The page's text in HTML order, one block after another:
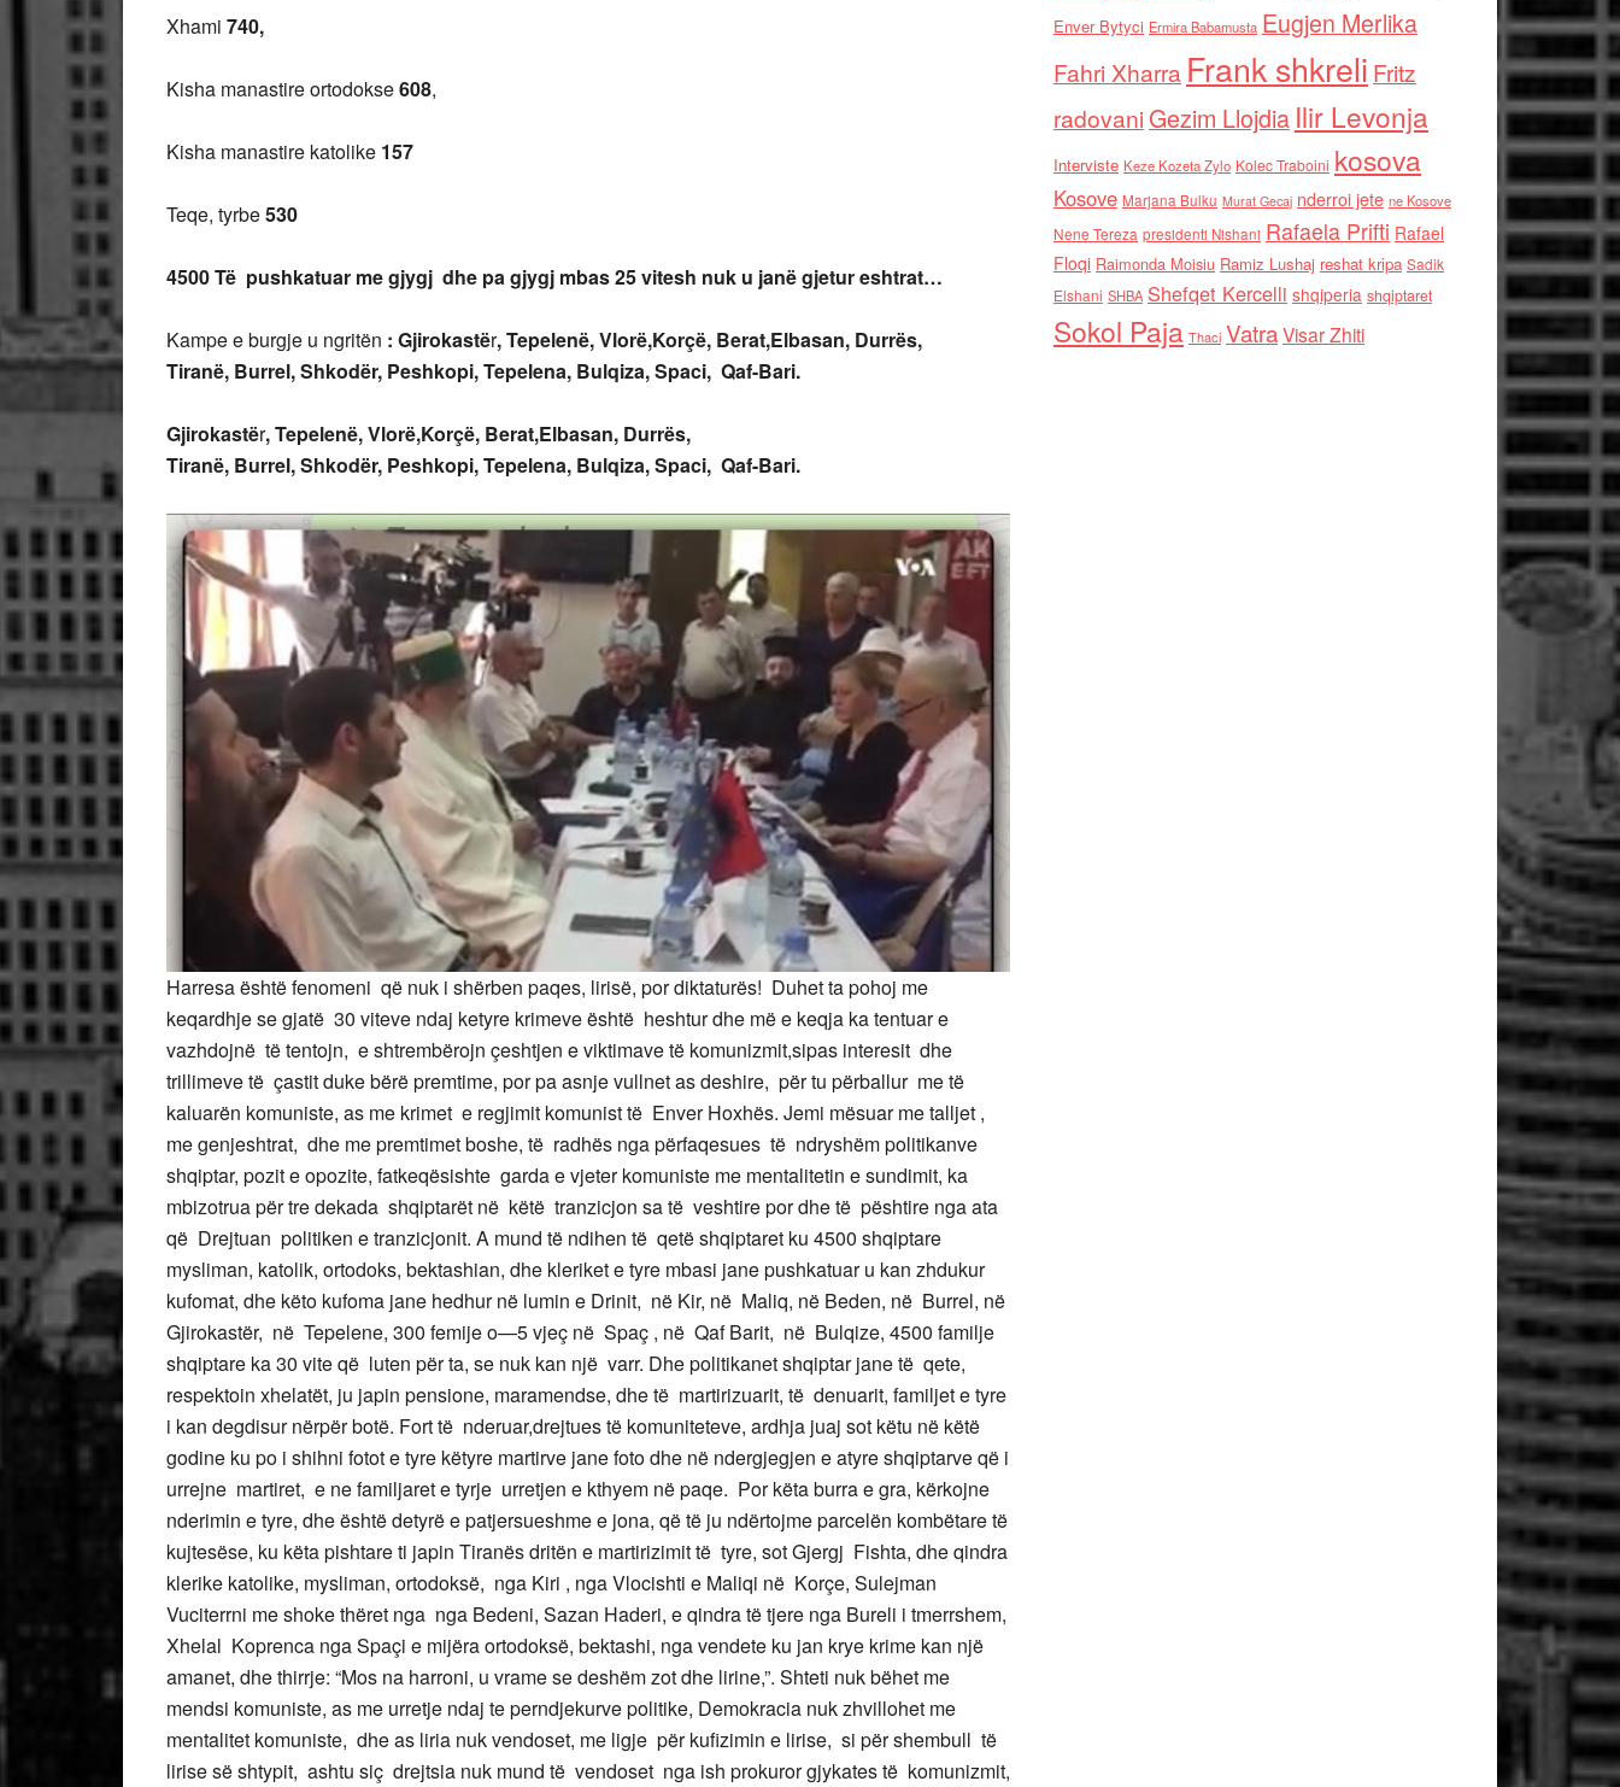
Xhami 740,
Kisha manastire ortodokse608,
Kisha manastire katolike 157
Teqe, tyrbe530
4500 Të pushkatuar me gjygj dhe pa gjygj mbas 25 vitesh nuk u janë gjetur eshtrat…
Kampe e burgje u ngritën : Gjirokastër,Tepelenë,Vlorë,Korçë, Berat,Elbasan, Durrës,
Tiranë, Burrel,Shkodër, Peshkopi,Tepelena, Bulqiza, Spaci, Qaf-Bari.
Gjirokastër,Tepelenë,Vlorë,Korçë, Berat,Elbasan, Durrës,
Tiranë, Burrel,Shkodër, Peshkopi,Tepelena, Bulqiza, Spaci, Qaf-Bari.
Harresa është fenomeni që nuk i shërben paqes, lirisë, por diktaturës! Duhet ta pohoj me
keqardhje se gjatë 30 viteve ndaj ketyre krimeve është heshtur dhe më e keqja ka tentuar e
vazhdojnë të tentojn, e shtrembërojn çeshtjen e viktimave të komunizmit,sipas interesit dhe
trillimeve të çastit duke bërë premtime, por pa asnje vullnet as deshire, për tu përballur me të
kaluarën komuniste, as me krimet e regjimit komunist të Enver Hoxhës. Jemi mësuar me talljet ,
me genjeshtrat, dhe me premtimet boshe, të radhës nga përfaqesues të ndryshëm politikanve
shqiptar, pozit e opozite, fatkeqësishte garda e vjeter komuniste me mentalitetin e sundimit, ka
mbizotrua për tre dekada shqiptarët në këtë tranzicjon sa të veshtire por dhe të pështire nga ata
që Drejtuan politiken e tranzicjonit. A mund të ndihen të qetë shqiptaret ku 4500 shqiptare
mysliman, katolik, ortodoks, bektashian, dhe kleriket e tyre mbasi jane pushkatuar u kan zhdukur
kufomat, dhe këto kufoma jane hedhur në lumin e Drinit, në Kir, në Maliq, në Beden, në Burrel, në
Gjirokastër, në Tepelene, 300 femije o—5 vjeç në Spaç , në Qaf Barit, në Bulqize, 4500 familje
shqiptare ka 30 vite që luten për ta, se nuk kan një varr. Dhe politikanet shqiptar jane të qete,
respektoin xhelatët, ju japin pensione, maramendse, dhe të martirizuarit, të denuarit, familjet e tyre
i kan degdisur nërpër botë. Fort të nderuar,drejtues të komuniteteve, ardhja juaj sot këtu në këtë
godine ku po i shihni fotot e tyre këtyre martirve jane foto dhe në ndergjegjen e atyre shqiptarve që i
urrejne martiret, e ne familjaret e tyrje urretjen e kthyem në paqe. Por këta burra e gra, kërkojne
nderimin e tyre, dhe është detyrë e patjersueshme e jona, që të ju ndërtojme parcelën kombëtare të
kujtesëse, ku këta pishtare ti japin Tiranës dritën e martirizimit të tyre, sot Gjergj Fishta, dhe qindra
klerike katolike, mysliman, ortodoksë, nga Kiri , nga Vlocishti e Maliqi në Korçe, Sulejman
Vuciterrni me shoke thëret nga nga Bedeni, Sazan Haderi, e qindra të tjere nga Bureli i tmerrshem,
Xhelal Koprenca nga Spaçi e mijëra ortodoksë, bektashi, nga vendete ku jan krye krime kan një
amanet, dhe thirrje: “Mos na harroni, u vrame se deshëm zot dhe lirine,”. Shteti nuk bëhet me
mendsi komuniste, as me urretje ndaj te perndjekurve politike, Demokracia nuk zhvillohet me
mentalitet komuniste, dhe as liria nuk vendoset, me ligje për kufizimin e lirise, si për shembull të
lirise së shtypit, ashtu siç drejtsia nuk mund të vendoset nga ish prokuror gjykates të komunizmit,
Enver Bytyci Ermira Babamusta Eugjen Merlika
Fahri Xharra Frank shkreli Fritz
radovaniGezim Llojdia Ilir Levonja
Interviste Keze Kozeta Zylo Kolec Traboini kosova
Kosove Marjana Bulku Murat Gecaj nderroi jete ne Kosove
Nene Tereza presidenti Nishani Rafaela Prifti Rafael
Floqi Raimonda Moisiu Ramiz Lushaj reshat kripa Sadik
Elshani SHBA Shefqet Kercelli shqiperia shqiptaret
Sokol Paja Thaci VatraVisar Zhiti